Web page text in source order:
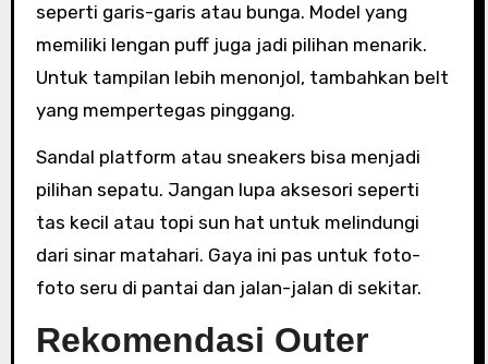
seperti garis-garis atau bunga. Model yang
memiliki lengan puff juga jadi pilihan menarik.
Untuk tampilan lebih menonjol, tambahkan belt
yang mempertegas pinggang.
Sandal platform atau sneakers bisa menjadi
pilihan sepatu. Jangan lupa aksesori seperti
tas kecil atau topi sun hat untuk melindungi
dari sinar matahari. Gaya ini pas untuk foto-
foto seru di pantai dan jalan-jalan di sekitar.
Rekomendasi Outer